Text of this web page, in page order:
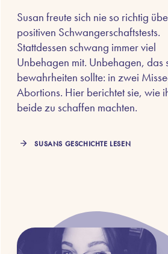
Susan freute sich nie so richtig
positiven Schwangerschaftstests.
Stattdessen schwang immer viel
Unbehagen mit. Unbehagen, das
bewahrheiten sollte: in zwei
Abortions. Hier berichtet sie, wie
beide zu schaffen machten.
SUSANS GESCHICHTE LESEN